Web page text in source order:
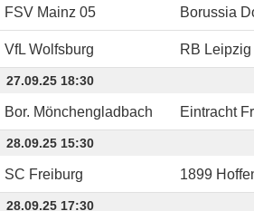
FSV Mainz 05 Borussia
VfL Wolfsburg RB Leipzig
27.09.25 18:30
Bor. Mönchengladbach Eintracht
28.09.25 15:30
SC Freiburg 1899
28.09.25 17:30